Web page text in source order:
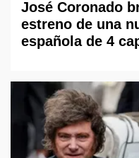
José Coronado
estreno de una
española de 4